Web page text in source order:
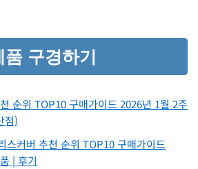
구경하기
순위 TOP10 구매가이드 2026년 1월 2주
점)
스커버 추천 순위 TOP10 구매가이드
| 후기